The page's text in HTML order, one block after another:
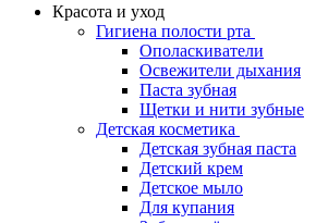
Красота и уход
Гигиена полости рта
Ополаскиватели
Освежители дыхания
Паста зубная
Щетки и нити зубные
Детская косметика
Детская зубная паста
Детский крем
Детское мыло
Для купания